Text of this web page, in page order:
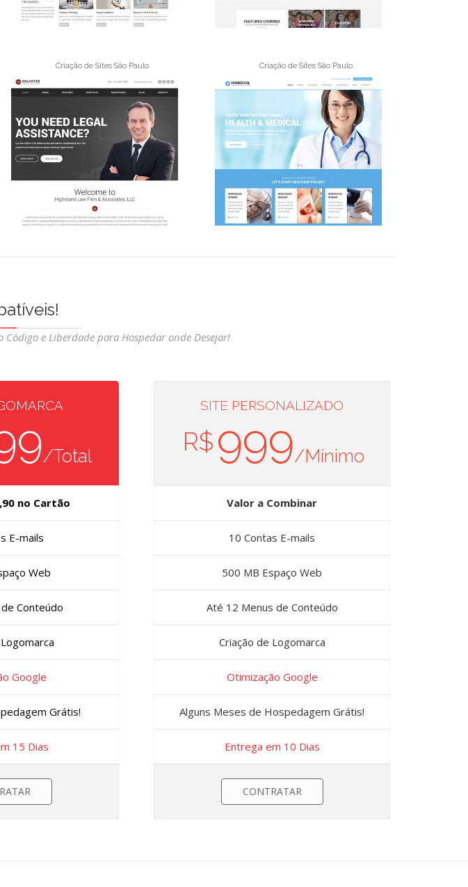
Criação de Sites São Paulo Criação de Sites São Paulo
Código e Liberdade para Hospedar onde Desejar!
/Total
no Cartão
E-mails
Web
Conteúdo
Google
Grátis!
15 Dias
SITE PERSONALIZADO
R$999/Mínimo
Valor a Combinar
10 Contas E-mails
500 MB Espaço Web
Até 12 Menus de Conteúdo
Criação de Logomarca
Otimização Google
Alguns Meses de Hospedagem Grátis!
Entrega em 10 Dias
CONTRATAR